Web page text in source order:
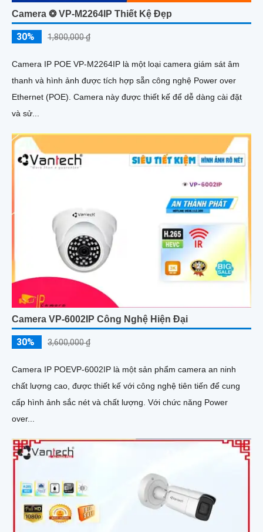
Camera ❂ VP-M2264IP Thiết Kệ Đẹp
30% 1,800,000 ₫
Camera IP POE VP-M2264IP là một loại camera giám sát âm
thanh và hình ảnh được tích hợp sẵn công nghệ Power over
Ethernet (POE). Camera này được thiết kế để dễ dàng cài đặt
và sử...
Camera VP-6002IP Công Nghệ Hiện Đại
30% 3,600,000 ₫
Camera IP POEVP-6002IP là một sản phẩm camera an ninh
chất lượng cao, được thiết kế với công nghệ tiên tiến để cung
cấp hình ảnh sắc nét và chất lượng. Với chức năng Power
over...